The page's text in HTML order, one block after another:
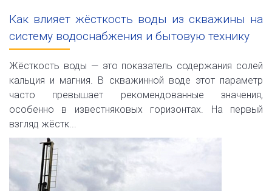
Как влияет жёсткость воды из скважины на
систему водоснабжения и бытовую технику
Жёсткость воды — это показатель содержания солей
кальция и магния. В скважинной воде этот параметр
часто превышает рекомендованные значения,
особенно в известняковых горизонтах. На первый
взгляд жёстк...